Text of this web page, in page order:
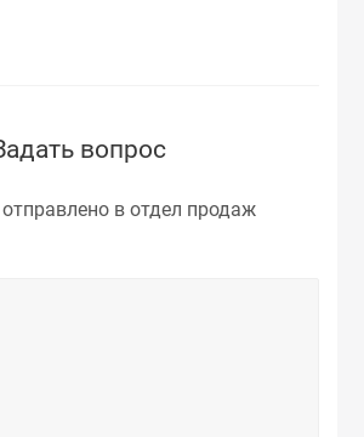
вопрос
в отдел продаж